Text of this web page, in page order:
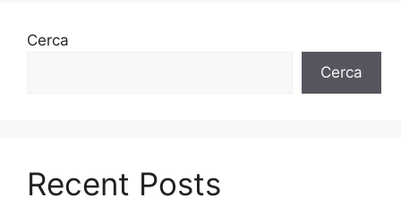
Cerca
Cerca
Recent Posts